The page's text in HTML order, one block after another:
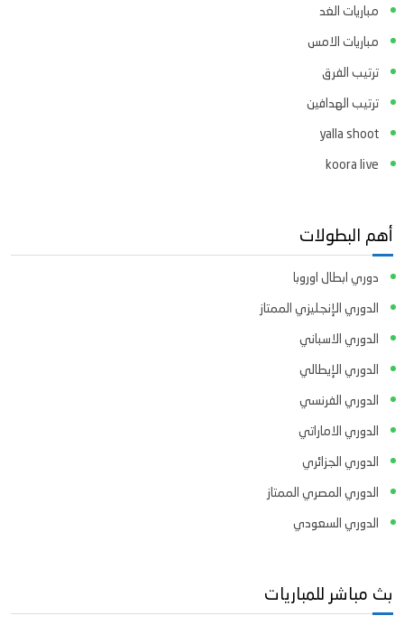
مباريات الغد
مباريات الامس
ترتيب الفرق
ترتيب الهدافين
yalla shoot
koora live
أهم البطولات
دوري ابطال اوروبا
الدوري الإنجليزي الممتاز
الدوري الاسباني
الدوري الإيطالي
الدوري الفرنسي
الدوري الاماراتي
الدوري الجزائري
الدوري المصري الممتاز
الدوري السعودي
بث مباشر للمباريات